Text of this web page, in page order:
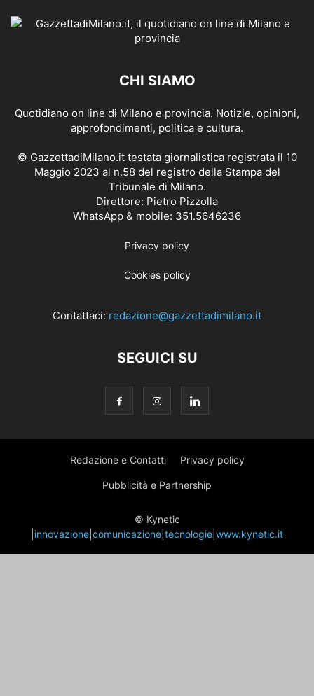
CHI SIAMO
Quotidiano on line di Milano e provincia. Notizie, opinioni,
approfondimenti, politica e cultura.
© GazzettadiMilano.it testata giornalistica registrata il 10
Maggio 2023 al n.58 del registro della Stampa del
Tribunale di Milano.
Direttore: Pietro Pizzolla
WhatsApp & mobile: 351.5646236
Privacy policy
Cookies policy
Contattaci: redazione@gazzettadimilano.it
SEGUICI SU
Redazione e Contatti Privacy policy
Pubblicità e Partnership
© Kynetic
innovazione comunicazione tecnologie www.kynetic.it